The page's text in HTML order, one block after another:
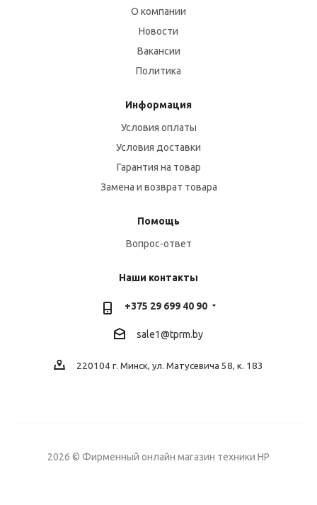
О компании
Новости
Вакансии
Политика
Информация
Условия оплаты
Условия доставки
Гарантия на товар
Замена и возврат товара
Помощь
Вопрос-ответ
Наши контакты
+375 29 699 40 90
sale1@tprm.by
220104 г. Минск, ул. Матусевича 58, к. 183
2026 © Фирменный онлайн магазин техники HP